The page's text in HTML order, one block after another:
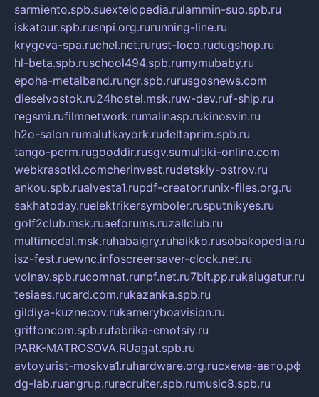
sarmiento.spb.suextelopedia.rulammin-suo.spb.ru
iskatour.spb.rusnpi.org.rurunning-line.ru
krygeva-spa.ruchel.net.rurust-loco.rudugshop.ru
hl-beta.spb.ruschool494.spb.rumymubaby.ru
epoha-metalband.rungr.spb.rurusgosnews.com
dieselvostok.ru24hostel.msk.ruw-dev.ruf-ship.ru
regsmi.rufilmnetwork.rumalinasp.rukinosvin.ru
h2o-salon.rumalutkayork.rudeltaprim.spb.ru
tango-perm.rugooddir.rusgv.sumultiki-online.com
webkrasotki.comcherinvest.rudetskiy-ostrov.ru
ankou.spb.rualvesta1.rupdf-creator.runix-files.org.ru
sakhatoday.ruelektrikersymboler.rusputnikyes.ru
golf2club.msk.ruaeforums.ruzallclub.ru
multimodal.msk.ruhabaigry.ruhaikko.rusobakopedia.ru
isz-fest.ruewnc.infoscreensaver-clock.net.ru
volnav.spb.rucomnat.runpf.net.ru7bit.pp.rukalugatur.ru
tesiaes.rucard.com.rukazanka.spb.ru
gildiya-kuznecov.rukameryboavision.ru
griffoncom.spb.rufabrika-emotsiy.ru
PARK-MATROSOVA.RUagat.spb.ru
avtoyurist-moskva1.ruhardware.org.ruсхема-авто.рф
dg-lab.ruangrup.rurecruiter.spb.rumusic8.spb.ru